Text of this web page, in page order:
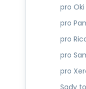
pro Oki
pro
pro
pro
pro
Sady